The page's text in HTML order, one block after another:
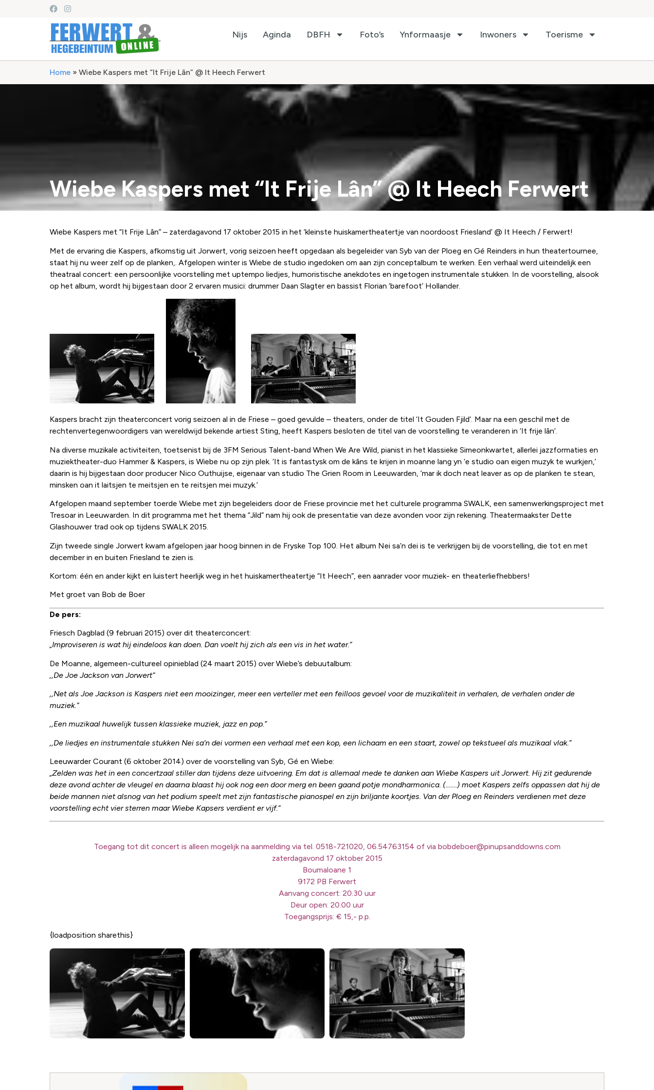
Nijs Aginda DBFH Foto’s Ynformaasje Inwoners Toerisme
Home » Wiebe Kaspers met “It Frije Lân” @ It Heech Ferwert
Wiebe Kaspers met “It Frije Lân” @ It Heech Ferwert
Wiebe Kaspers met “It Frije Lân” – zaterdagavond 17 oktober 2015 in het ‘kleinste huiskamertheatertje van noordoost Friesland’ @ It Heech / Ferwert!
Met de ervaring die Kaspers, afkomstig uit Jorwert, vorig seizoen heeft opgedaan als begeleider van Syb van der Ploeg en Gé Reinders in hun theatertournee,
staat hij nu weer zelf op de planken,. Afgelopen winter is Wiebe de studio ingedoken om aan zijn conceptalbum te werken. Een verhaal werd uiteindelijk een
theatraal concert: een persoonlijke voorstelling met uptempo liedjes, humoristische anekdotes en ingetogen instrumentale stukken. In de voorstelling, alsook
op het album, wordt hij bijgestaan door 2 ervaren musici: drummer Daan Slagter en bassist Florian ‘barefoot’ Hollander.
Kaspers bracht zijn theaterconcert vorig seizoen al in de Friese – goed gevulde – theaters, onder de titel ‘It Gouden Fjild’. Maar na een geschil met de
rechtenvertegenwoordigers van wereldwijd bekende artiest Sting, heeft Kaspers besloten de titel van de voorstelling te veranderen in ‘It frije lân’.
Na diverse muzikale activiteiten, toetsenist bij de 3FM Serious Talent-band When We Are Wild, pianist in het klassieke Simeonkwartet, allerlei jazzformaties en
muziektheater-duo Hammer & Kaspers, is Wiebe nu op zijn plek. ‘It is fantastysk om de kâns te krijen in moanne lang yn ‘e studio oan eigen muzyk te wurkjen,’
daarin is hij bijgestaan door producer Nico Outhuijse, eigenaar van studio The Grien Room in Leeuwarden, ‘mar ik doch neat leaver as op de planken te stean,
minsken oan it laitsjen te meitsjen en te reitsjen mei muzyk.’
Afgelopen maand september toerde Wiebe met zijn begeleiders door de Friese provincie met het culturele programma SWALK, een samenwerkingsproject met
Tresoar in Leeuwarden. In dit programma met het thema “Jild” nam hij ook de presentatie van deze avonden voor zijn rekening. Theatermaakster Dette
Glashouwer trad ook op tijdens SWALK 2015.
Zijn tweede single Jorwert kwam afgelopen jaar hoog binnen in de Fryske Top 100. Het album Nei sa’n dei is te verkrijgen bij de voorstelling, die tot en met
december in en buiten Friesland te zien is.
Kortom: één en ander kijkt en luistert heerlijk weg in het huiskamertheatertje “It Heech”, een aanrader voor muziek- en theaterliefhebbers!
Met groet van Bob de Boer
De pers:
Friesch Dagblad (9 februari 2015) over dit theaterconcert:
„Improviseren is wat hij eindeloos kan doen. Dan voelt hij zich als een vis in het water.”
De Moanne, algemeen-cultureel opinieblad (24 maart 2015) over Wiebe’s debuutalbum:
,,De Joe Jackson van Jorwert”
,,Net als Joe Jackson is Kaspers niet een mooizinger, meer een verteller met een feilloos gevoel voor de muzikaliteit in verhalen, de verhalen onder de
muziek.”
,,Een muzikaal huwelijk tussen klassieke muziek, jazz en pop.”
,,De liedjes en instrumentale stukken Nei sa’n dei vormen een verhaal met een kop, een lichaam en een staart, zowel op tekstueel als muzikaal vlak.”
Leeuwarder Courant (6 oktober 2014) over de voorstelling van Syb, Gé en Wiebe:
„Zelden was het in een concertzaal stiller dan tijdens deze uitvoering. Em dat is allemaal mede te danken aan Wiebe Kaspers uit Jorwert. Hij zit gedurende
deze avond achter de vleugel en daarna blaast hij ook nog een door merg en been gaand potje mondharmonica. (…….) moet Kaspers zelfs oppassen dat hij de
beide mannen niet alsnog van het podium speelt met zijn fantastische pianospel en zijn briljante koortjes. Van der Ploeg en Reinders verdienen met deze
voorstelling echt vier sterren maar Wiebe Kapsers verdient er vijf.“
Toegang tot dit concert is alleen mogelijk na aanmelding via tel. 0518-721020, 06.54763154 of via bobdeboer@pinupsanddowns.com
zaterdagavond 17 oktober 2015
Boumaloane 1
9172 PB Ferwert
Aanvang concert: 20.30 uur
Deur open: 20.00 uur
Toegangsprijs: € 15,- p.p.
{loadposition sharethis}